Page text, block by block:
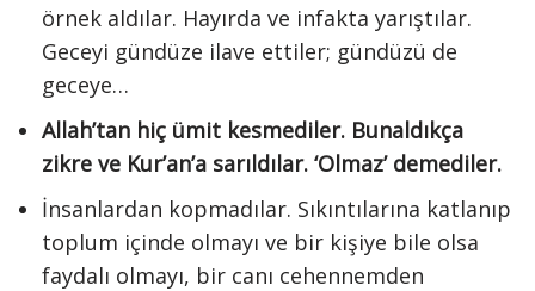
örnek aldılar. Hayırda ve infakta yarıştılar.
Geceyi gündüze ilave ettiler; gündüzü de
geceye…
Allah’tan hiç ümit kesmediler. Bunaldıkça
zikre ve Kur’an’a sarıldılar. ‘Olmaz’ demediler.
İnsanlardan kopmadılar. Sıkıntılarına katlanıp
toplum içinde olmayı ve bir kişiye bile olsa
faydalı olmayı, bir canı cehennemden